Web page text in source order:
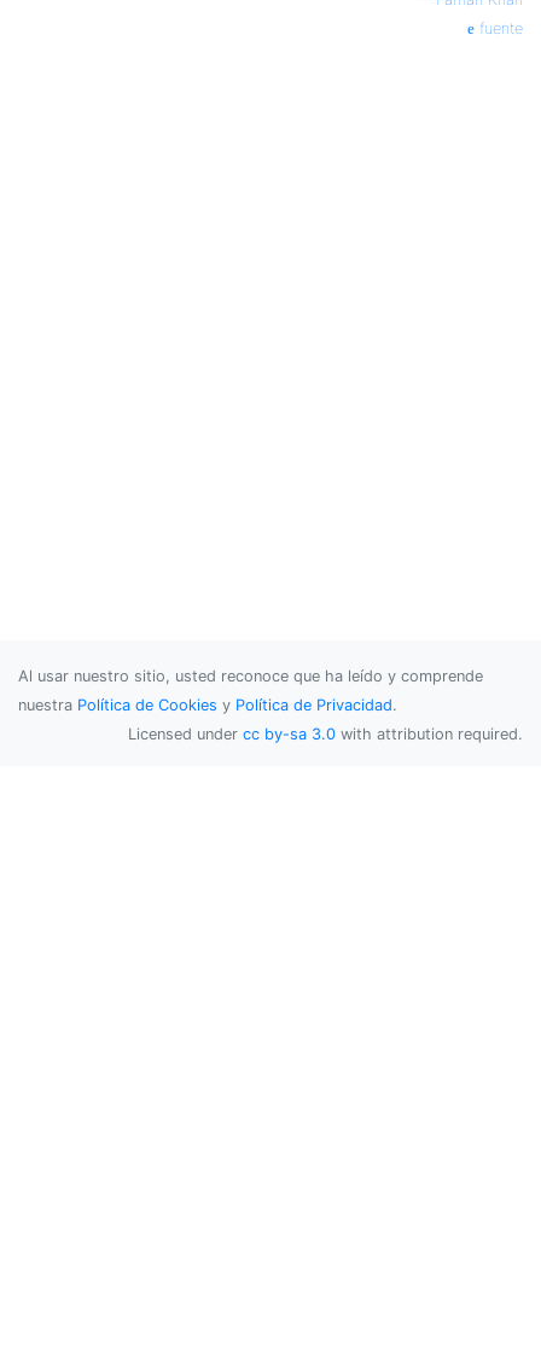
fuente
Al usar nuestro sitio, usted reconoce que ha leído y comprende
nuestra Política de Cookies y Política de Privacidad.
Licensed under cc by-sa 3.0 with attribution required.